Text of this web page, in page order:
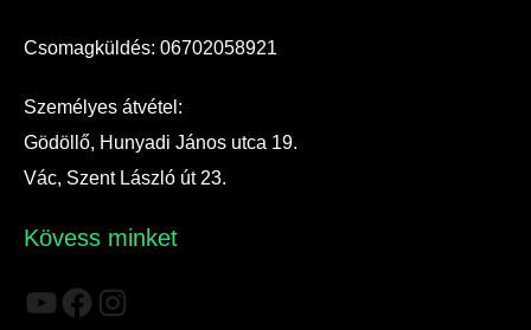
Csomagküldés: 06702058921
Személyes átvétel:
Gödöllő, Hunyadi János utca 19.
Vác, Szent László út 23.
Kövess minket
YouTube
Facebook
Instagram